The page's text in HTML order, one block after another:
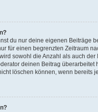
du nur deine eigenen Beiträge
für einen begrenzten Zeitraum
sowohl die Anzahl als auch
deinen Beitrag
löschen können, wenn bereits